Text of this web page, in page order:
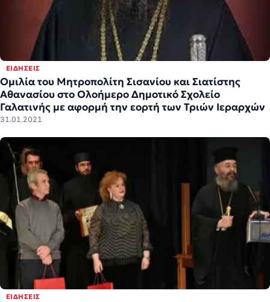
ΕΙΔΉΣΕΙΣ
Ομιλία του Μητροπολίτη Σισανίου και Σιατίστης
Αθανασίου στο Ολοήμερο Δημοτικό Σχολείο
Γαλατινής με αφορμή την εορτή των Τριών Ιεραρχών
31.01.2021
ΕΙΔΉΣΕΙΣ